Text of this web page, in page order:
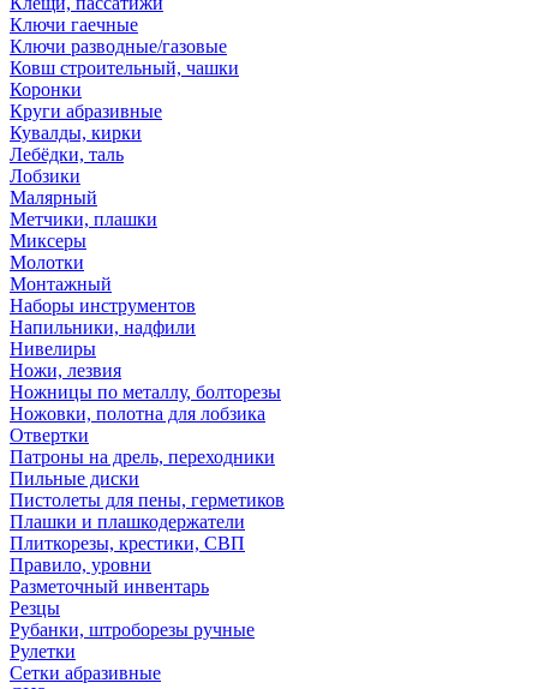
Ключи гаечные
Ключи разводные/газовые
Ковш строительный, чашки
Коронки
Круги абразивные
Кувалды, кирки
Лебёдки, таль
Лобзики
Малярный
Метчики, плашки
Миксеры
Молотки
Монтажный
Наборы инструментов
Напильники, надфили
Нивелиры
Ножи, лезвия
Ножницы по металлу, болторезы
Ножовки, полотна для лобзика
Отвертки
Патроны на дрель, переходники
Пильные диски
Пистолеты для пены, герметиков
Плашки и плашкодержатели
Плиткорезы, крестики, СВП
Правило, уровни
Разметочный инвентарь
Резцы
Рубанки, штроборезы ручные
Рулетки
Сетки абразивные